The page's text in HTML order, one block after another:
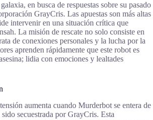
en busca de respuestas sobre su pasado
GrayCris. Las apuestas son más altas
intervenir en una situación crítica que
La misión de rescate no solo consiste en
de conexiones personales y la lucha por la
aprenden rápidamente que este robot es
lidia con emociones y lealtades
aumenta cuando Murderbot se entera de
secuestrada por GrayCris. Esta